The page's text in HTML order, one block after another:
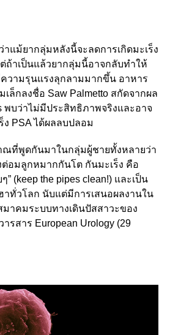
าแม้ยากลุ่มหลังนี้จะลดการเกิดมะเร็ง
ถ้าเป็นแล้วยากลุ่มนี้อาจกลับทำให้
วามรุนแรงลุกลามมากขึ้น อาหาร
เล็กลงชื่อ Saw Palmetto สกัดจากผล
พบว่าไม่มีประสิทธิภาพจริงและอาจ
ง PSA ได้ผลลบปลอม
ณที่พูดกันมาในกลุ่มผู้ชายทั้งหลายว่า
อมลูกหมากกันโต กันมะเร็ง คือ
(keep the pipes clean!) และเป็น
ทั่วโลก นับแต่มีการเสนอผลงานใน
าคมระบบทางเดินปัสสาวะของ
รสาร European Urology (29